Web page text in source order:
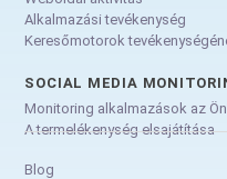
Alkalmazási tevékenység
Keresőmotorok
SOCIAL MEDIA
Monitoring alkalmazások az
A termelékenység elsajátítása
Blog